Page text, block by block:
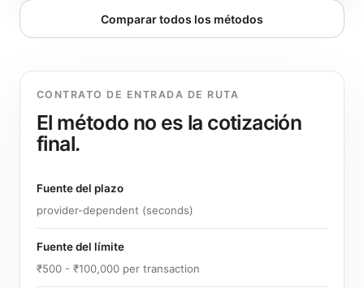
Comparar todos los métodos
CONTRATO DE ENTRADA DE RUTA
El método no es la cotización
final.
Fuente del plazo
provider-dependent (seconds)
Fuente del límite
₹500 - ₹100,000 per transaction